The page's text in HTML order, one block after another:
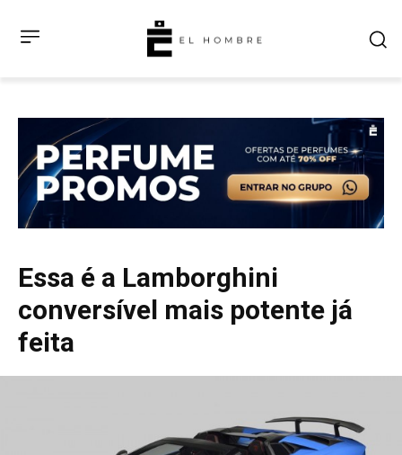
Essa é a Lamborghini
conversível mais potente já
feita